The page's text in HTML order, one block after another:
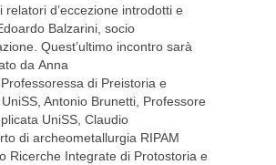
relatori d’eccezione introdotti e
Balzarini, socio
Quest’ultimo incontro sarà
da Anna
di Preistoria e
Antonio Brunetti, Professore
UniSS, Claudio
di archeometallurgia RIPAM
Ricerche Integrate di Protostoria e